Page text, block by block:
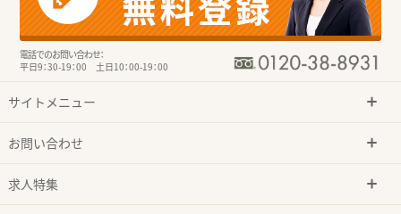
電話でのお問い合わせ：
平日9：30-19：00 土日10：00-19：00
サイトメニュー
お問い合わせ
求人特集